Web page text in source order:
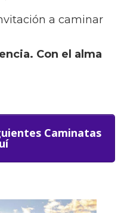
a caminar
Con el alma
Caminatas